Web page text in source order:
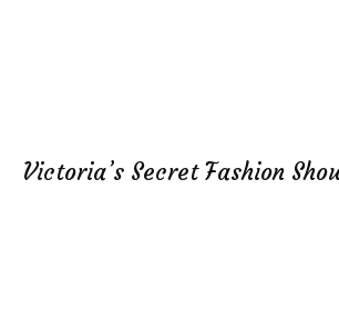
Victoria’s Secret Fashion